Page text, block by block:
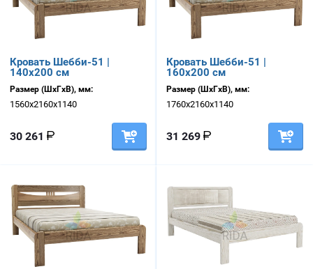
Кровать Шебби-51 |
140х200 см
Размер (ШхГхВ), мм:
1560х2160х1140
30 261
Кровать Шебби-51 |
160х200 см
Размер (ШхГхВ), мм:
1760х2160х1140
31 269